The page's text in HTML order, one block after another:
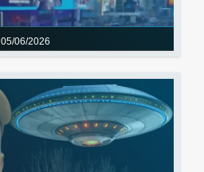
05/06/2026